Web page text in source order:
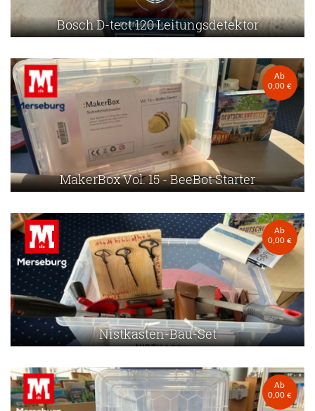
Bosch D-tect 120 Leitungsdetektor
MakerBox Vol. 15 - BeeBot Starter
Ab
0,00 €
Nistkasten-Bau-Set
Ab
0,00 €
Ab
0,00 €